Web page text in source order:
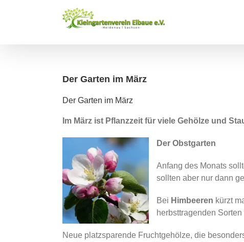
Der Garten im März
Der Garten im März
Im März ist Pflanzzeit für viele Gehölze und
Der Obstgarten
Anfang des Monats
sollten aber nur dann
Bei Himbeeren kürzt
herbsttragenden
Neue platzsparende Fruchtgehöl­ze, die